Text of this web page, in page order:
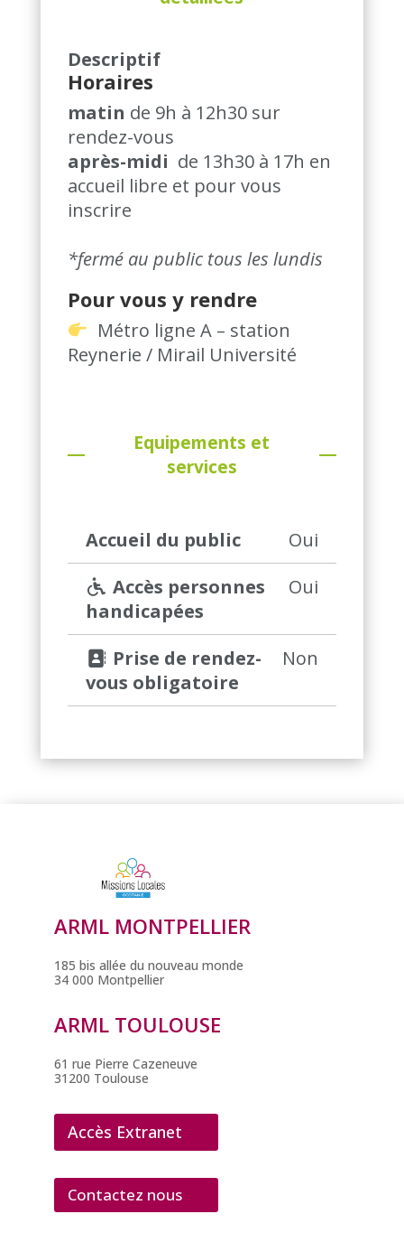
Descriptif
Horaires
matin de 9h à 12h30 sur
rendez-vous
après-midi de 13h30 à 17h en
accueil libre et pour vous
inscrire
*fermé au public tous les lundis
Pour vous y rendre
Métro ligne A – station
Reynerie / Mirail Université
Equipements et
services
Accueil du public
Oui
Accès personnes
handicapées
Oui
Prise de rendez-
vous obligatoire
Non
ARML MONTPELLIER
185 bis allée du nouveau monde
34 000 Montpellier
ARML TOULOUSE
61 rue Pierre Cazeneuve
31200 Toulouse
Accès Extranet
Contactez nous